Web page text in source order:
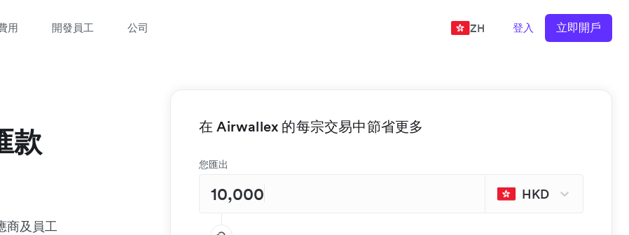
用 開發員工 公司 ZH 登入 立即開戶
款
商及員工
在 Airwallex 的每宗交易中節省更多
您匯出
HKD